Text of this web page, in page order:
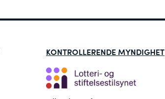
KONTROLLERENDE MYNDIGHET